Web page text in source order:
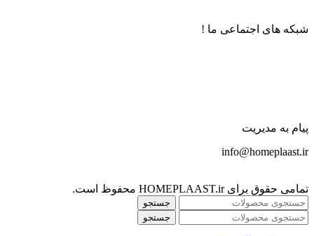
شبکه های اجتماعی ما !
پیام به مدیریت
info@homeplaast.ir
تمامی حقوق برای HOMEPLAAST.ir محفوظ است.
جستجو
جستجو